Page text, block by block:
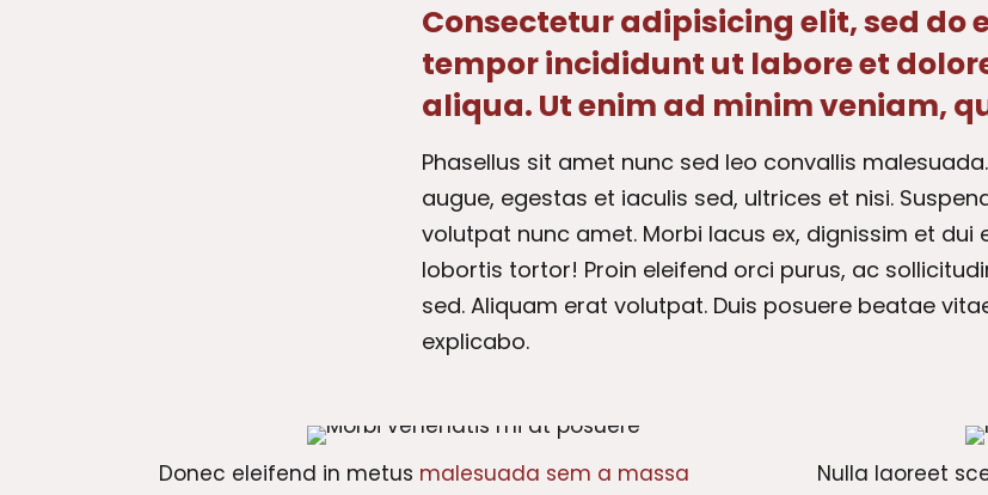
Consectetur adipisicing elit, sed do
tempor incididunt ut labore et
aliqua. Ut enim ad minim veniam,
Phasellus sit amet nunc sed leo convallis
augue, egestas et iaculis sed, ultrices et nisi.
volutpat nunc amet. Morbi lacus ex, dignissim et dui
lobortis tortor! Proin eleifend orci purus, ac
sed. Aliquam erat volutpat. Duis posuere beatae
explicabo.
Donec eleifend in metus malesuada sem a massa Nulla laoreet